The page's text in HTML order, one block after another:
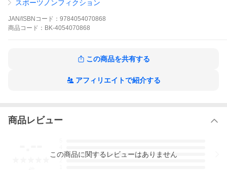
習慣を公開！
※本データはこの商品が発売された時点の情報です。
スポーツノンフィクション
JAN/ISBNコード： 9784054070868
商品 コード： BK-4054070868
この商品を共有する
アフィリエイトで紹介する
商品レビュー
3
この商品に関するレビューはありません